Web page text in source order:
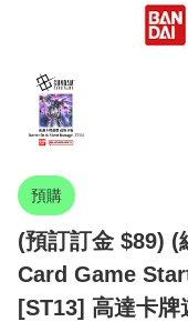
預購
(預訂訂金 $89)
Card Game
[ST13] 高達卡